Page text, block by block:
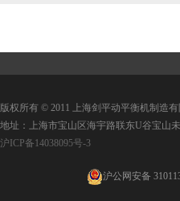
版权所有 © 2011 上海剑平动平衡机制造
地址：上海市宝山区海宇路联东U谷宝
沪ICP备14038095号-3
沪公网安备